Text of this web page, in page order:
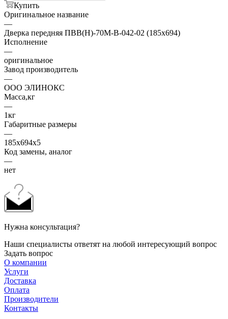
Купить
Оригинальное название
—
Дверка передняя ПВВ(Н)-70М-В-042-02 (185х694)
Исполнение
—
оригинальное
Завод производитель
—
ООО ЭЛИНОКС
Масса,кг
—
1кг
Габаритные размеры
—
185х694х5
Код замены, аналог
—
нет
Нужна консультация?
Наши специалисты ответят на любой интересующий вопрос
Задать вопрос
О компании
Услуги
Доставка
Оплата
Производители
Контакты